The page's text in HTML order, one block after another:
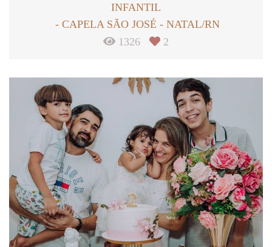
INFANTIL
CAPELA SÃO JOSÉ - NATAL/RN
1326
2